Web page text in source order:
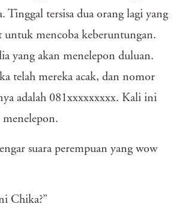
Tinggal tersisa dua orang lagi yang
untuk mencoba keberuntungan.
yang akan menelepon duluan.
telah mereka acak, dan nomor
adalah 081xxxxxxxxx. Kali ini
menelepon.
suara perempuan yang wow
Chika?”